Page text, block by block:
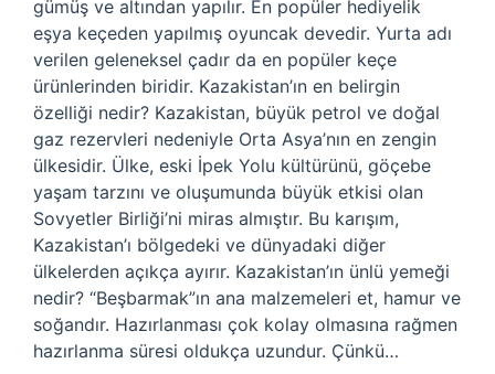
gümüş ve altından yapılır. En popüler hediyelik
eşya keçeden yapılmış oyuncak devedir. Yurta adı
verilen geleneksel çadır da en popüler keçe
ürünlerinden biridir. Kazakistan’ın en belirgin
özelliği nedir? Kazakistan, büyük petrol ve doğal
gaz rezervleri nedeniyle Orta Asya’nın en zengin
ülkesidir. Ülke, eski İpek Yolu kültürünü, göçebe
yaşam tarzını ve oluşumunda büyük etkisi olan
Sovyetler Birliği’ni miras almıştır. Bu karışım,
Kazakistan’ı bölgedeki ve dünyadaki diğer
ülkelerden açıkça ayırır. Kazakistan’ın ünlü yemeği
nedir? “Beşbarmak”ın ana malzemeleri et, hamur ve
soğandır. Hazırlanması çok kolay olmasına rağmen
hazırlanma süresi oldukça uzundur. Çünkü…